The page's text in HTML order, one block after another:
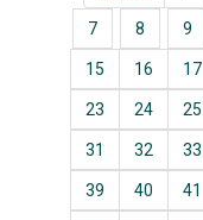
7 8 9
15 16 17
23 24 25
31 32 33
39 40 41